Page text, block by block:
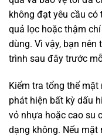
không đạt yêu cầu có
quả lọc hoặc thậm
dùng. Vì vậy, bạn
trình sau đây trước
Kiểm tra tổng thể
phát hiện bất kỳ dấu
vỏ nhựa hoặc cao su
dạng không. Nếu mặt